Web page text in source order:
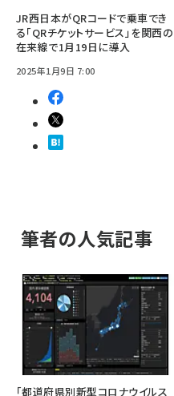
JR西日本がQRコードで乗車でき
る「QRチケットサービス」を関西の
在来線で1月19日に導入
2025年1月9日 7:00
筆者の人気記事
「都道府県別新型コロナウイルス